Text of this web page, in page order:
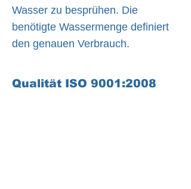
Wasser zu besprühen. Die
benötigte Wassermenge definiert
den genauen Verbrauch.
Qualität ISO 9001:2008